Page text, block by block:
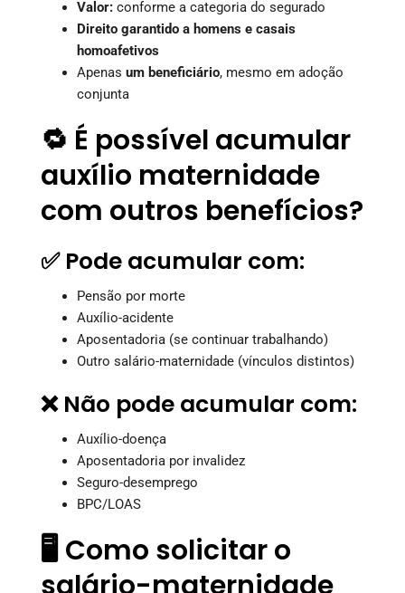
Valor: conforme a categoria do segurado
Direito garantido a homens e casais
homoafetivos
Apenas um beneficiário, mesmo em adoção
conjunta
🔁 É possível acumular
auxílio maternidade
com outros benefícios?
✅ Pode acumular com:
Pensão por morte
Auxílio-acidente
Aposentadoria (se continuar trabalhando)
Outro salário-maternidade (vínculos distintos)
❌ Não pode acumular com:
Auxílio-doença
Aposentadoria por invalidez
Seguro-desemprego
BPC/LOAS
🖥️ Como solicitar o
salário-maternidade